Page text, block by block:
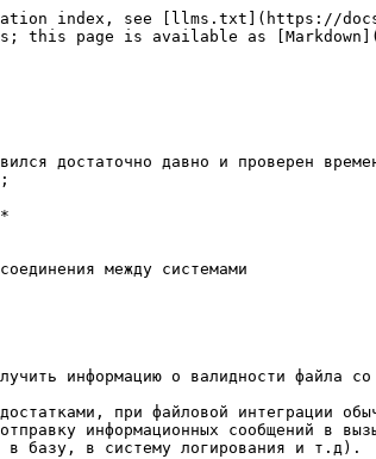
index, see [llms.txt](https://
this page is available as
достаточно давно и проверен
между системами
информацию о валидности файла
при файловой интеграции
информационных сообщений в
в базу, в систему логирования и т.д).